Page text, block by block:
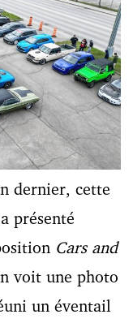
dernier, cette
présenté
Cars and
voit une photo
un éventail